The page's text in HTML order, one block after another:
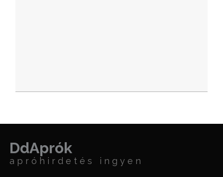
DdAprók
apróhirdetés ingyen